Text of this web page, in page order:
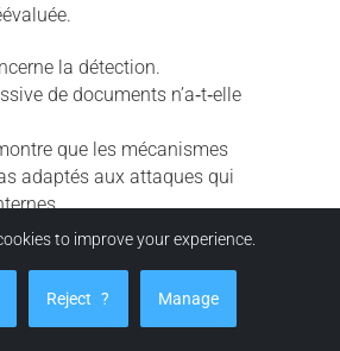
la détection.
de documents n’a‑t‑elle
que les mécanismes
adaptés aux attaques qui
à la transparence.
to improve your experience.
Reject ? Manage